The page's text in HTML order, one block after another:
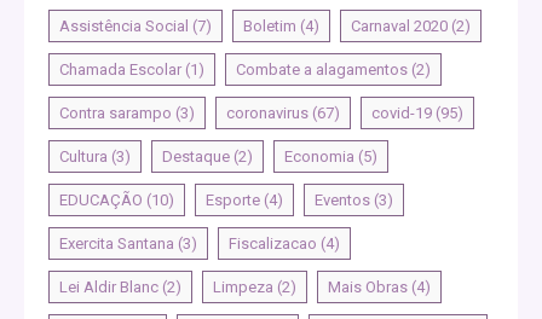
Assistência Social (7) Boletim (4) Carnaval 2020 (2)
Chamada Escolar (1) Combate a alagamentos (2)
Contra sarampo (3) coronavirus (67) covid-19 (95)
Cultura (3) Destaque (2) Economia (5)
EDUCAÇÃO (10) Esporte (4) Eventos (3)
Exercita Santana (3) Fiscalizacao (4)
Lei Aldir Blanc (2) Limpeza (2) Mais Obras (4)